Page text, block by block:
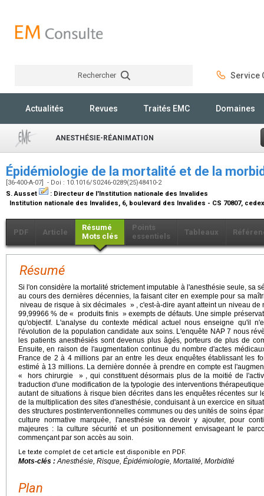
Rechercher Service
Actualités Revues Traités EMC Domaines
ANESTHÉSIE-RÉANIMATION
Épidémiologie de la mortalité et de la
[36-400-A-07] - Doi : 10.1016/S0246-0289(25)48410-2
S. Ausset
: Directeur de l'Institution nationale des Invalides
Institution nationale des Invalides, 6, boulevard des Invalides - CS 70807,
PDF Article
Résumé
Mots clés
Points
essentiels
Tableaux
Résumé
Si l'on considère la mortalité strictement imputable à l'anesthésie seule, sa
au cours des dernières décennies, la faisant citer en exemple pour sa
niveau de risque à six décimales » , c'est-à-dire ayant atteint un niveau de
99,99966 % de « produits finis » exempts de défauts. Une simple
qu'objectif. L'analyse du contexte médical actuel nous enseigne qu'il
l'évolution de la population candidate aux soins. L'enquête NAP 7 nous
les patients anesthésiés sont devenus plus âgés, porteurs de plus de
Ensuite, en raison de l'augmentation continue du nombre d'actes
France de 2 à 4 millions par an entre les deux enquêtes établissant les
estimé à 13 millions. La dernière donnée à prendre en compte est
« hors chirurgie » , qui constituent désormais plus de la moitié de
traduction d'une modification de la typologie des interventions
autant de situations à risque bien décrites dans les enquêtes récentes sur
de la multiplication des sites d'anesthésie, conduisant à un exercice en
des structures postinterventionnelles communes ou des unités de soins
culture normative marquée, l'anesthésie va devoir y ajouter, pour
majeures : la culture sécurité et un positionnement envisageant le
commençant par son accès au soin.
Le texte complet de cet article est disponible en PDF.
Mots-clés : Anesthésie, Risque, Épidémiologie, Mortalité, Morbidité
Plan